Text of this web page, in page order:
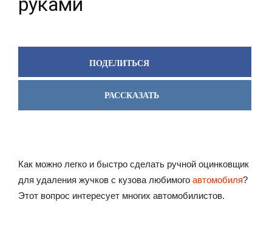
ПОДЕЛИТЬСЯ
РАССКАЗАТЬ
Как можно легко и быстро сделать ручной оцинковщик
для удаления жучков с кузова любимого автомобиля?
Этот вопрос интересует многих автомобилистов.